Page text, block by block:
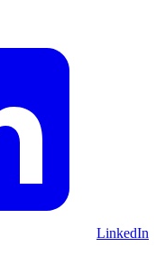
LinkedIn